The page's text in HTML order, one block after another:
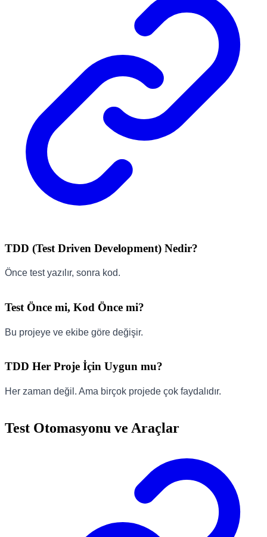
TDD (Test Driven Development) Nedir?
Önce test yazılır, sonra kod.
Test Önce mi, Kod Önce mi?
Bu projeye ve ekibe göre değişir.
TDD Her Proje İçin Uygun mu?
Her zaman değil. Ama birçok projede çok faydalıdır.
Test Otomasyonu ve Araçlar